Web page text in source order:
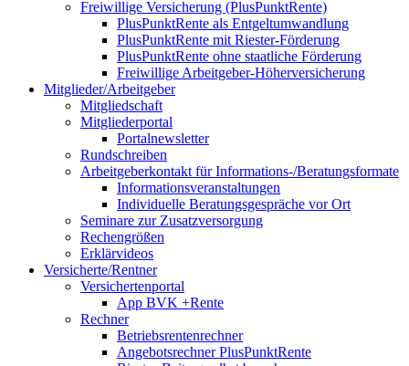
Freiwillige Versicherung (PlusPunktRente)
PlusPunktRente als Entgeltumwandlung
PlusPunktRente mit Riester-Förderung
PlusPunktRente ohne staatliche Förderung
Freiwillige Arbeitgeber-Höherversicherung
Mitglieder/Arbeitgeber
Mitgliedschaft
Mitgliederportal
Portalnewsletter
Rundschreiben
Arbeitgeberkontakt für Informations-/Beratungsformate
Informationsveranstaltungen
Individuelle Beratungsgespräche vor Ort
Seminare zur Zusatzversorgung
Rechengrößen
Erklärvideos
Versicherte/Rentner
Versichertenportal
App BVK +Rente
Rechner
Betriebsrentenrechner
Angebotsrechner PlusPunktRente